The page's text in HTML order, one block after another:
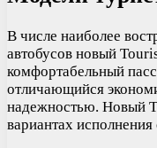
В числе наиболее
автобусов новый
комфортабельный
отличающийся
надежностью. Новый
вариантах